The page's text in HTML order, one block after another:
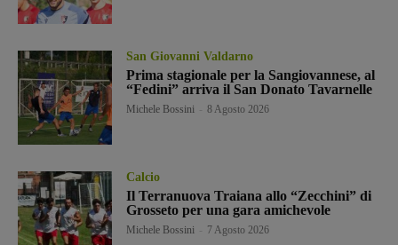
San Giovanni Valdarno
Prima stagionale per la Sangiovannese, al
“Fedini” arriva il San Donato Tavarnelle
Michele Bossini 8 Agosto 2026
Calcio
Il Terranuova Traiana allo “Zecchini” di
Grosseto per una gara amichevole
Michele Bossini 7 Agosto 2026